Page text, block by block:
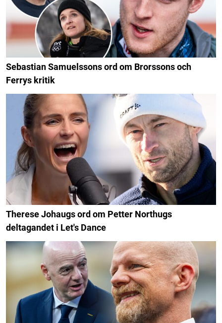
Sebastian Samuelssons ord om Brorssons och
Ferrys kritik
Therese Johaugs ord om Petter Northugs
deltagandet i Let's Dance